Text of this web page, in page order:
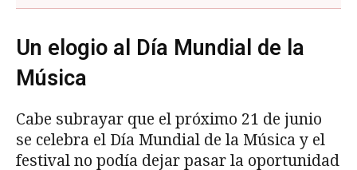
Un elogio al Día Mundial de la
Música
Cabe subrayar que el próximo 21 de junio
se celebra el Día Mundial de la Música y el
festival no podía dejar pasar la oportunidad